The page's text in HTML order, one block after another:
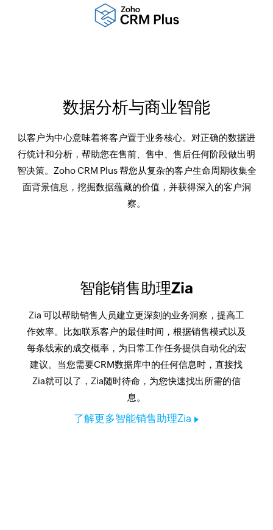
数据分析与商业智能
以客户为中心意味着将客户置于业务核心。对正确的数据进
行统计和分析，帮助您在售前、售中、售后任何阶段做出明
智决策。Zoho CRM Plus 帮您从复杂的客户生命周期收集全
面背景信息，挖掘数据蕴藏的价值，并获得深入的客户洞
察。
智能销售助理Zia
Zia 可以帮助销售人员建立更深刻的业务洞察，提高工
作效率。比如联系客户的最佳时间，根据销售模式以及
每条线索的成交概率，为日常工作任务提供自动化的宏
建议。当您需要CRM数据库中的任何信息时，直接找
Zia就可以了，Zia随时待命，为您快速找出所需的信
息。
了解更多智能销售助理Zia